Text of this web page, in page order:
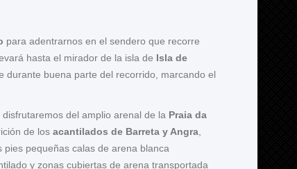
para adentrarnos en el sendero que recorre
hasta el mirador de la isla de Isla de
durante buena parte del recorrido, marcando el
del amplio arenal de la Praia da
de los acantilados de Barreta y Angra
pequeñas calas de arena blanca
y zonas cubiertas de arena transportada